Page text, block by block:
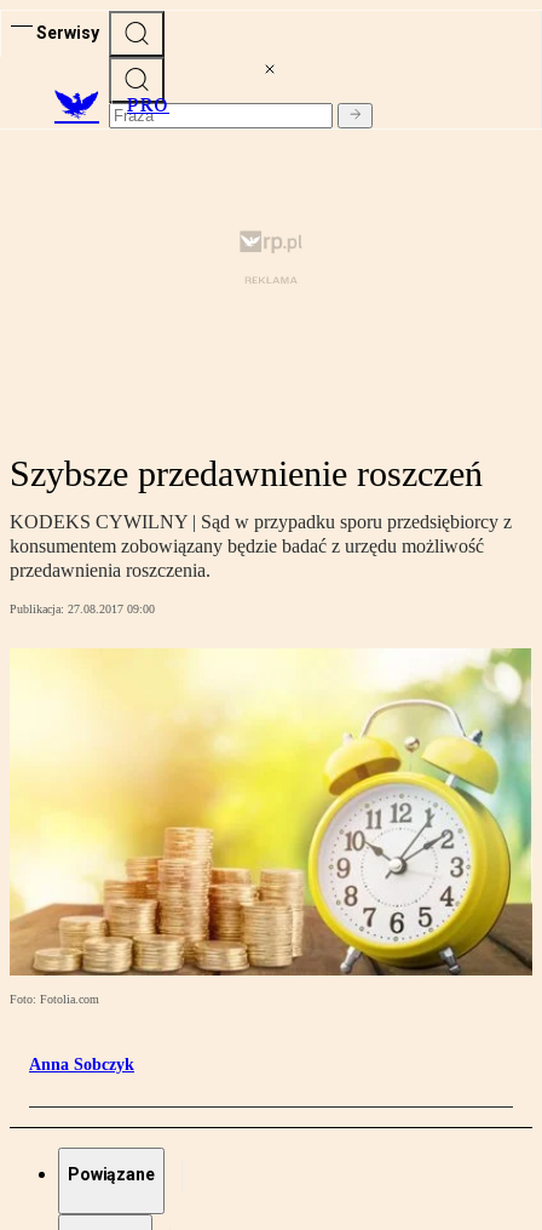
Serwisy
PRO
Szybsze przedawnienie roszczeń
KODEKS CYWILNY | Sąd w przypadku sporu przedsiębiorcy z
konsumentem zobowiązany będzie badać z urzędu możliwość
przedawnienia roszczenia.
Publikacja: 27.08.2017 09:00
Foto: Fotolia.com
Anna Sobczyk
Powiązane